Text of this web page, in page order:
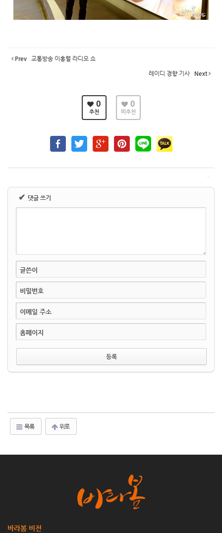
Prev 교통방송 이홍렬 라디오 쇼
레이디 경향 기사 Next
0
추천
0
비추천
✔ 댓글 쓰기
글쓴이
비밀번호
이메일 주소
홈페이지
목록 위로
바라봄 비전